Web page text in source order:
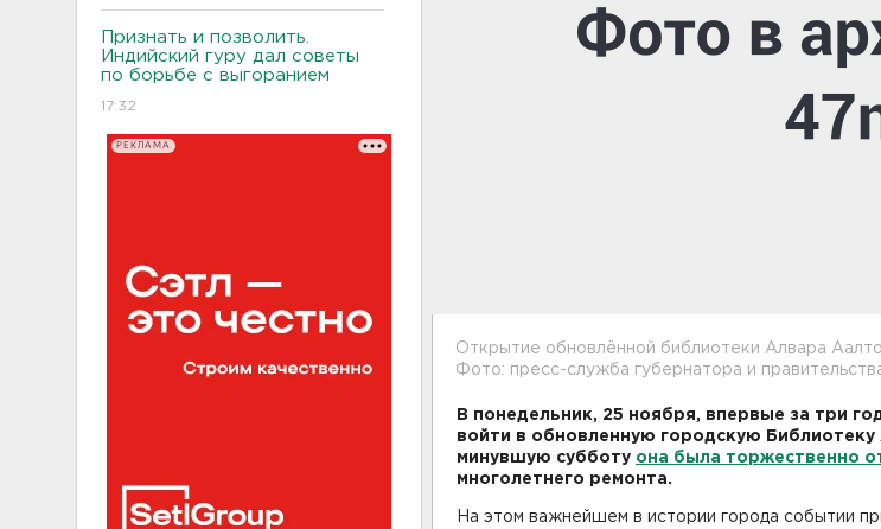
Признать и позволить.
Индийский гуру дал советы
по борьбе с выгоранием
17:32
РЕКЛАМА
Открытие обновлённой библиотеки Алвара Аалто
Фото: пресс-служба губернатора и
В понедельник, 25 ноября, впервые за три
войти в обновленную городскую Библиотеку
минувшую субботу она была торжественно
многолетнего ремонта.
На этом важнейшем в истории города событии